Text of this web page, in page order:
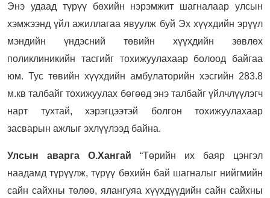
Энэ удаад түрүү бөхийн нэрэмжит шагналаар улсын
хэмжээнд үйл ажиллагаа явуулж буй Эх хүүхдийн эрүүл
мэндийн үндэсний төвийн хүүхдийн зөвлөх
поликлиникийн тасгийг тохижуулахаар болоод байгаа
юм. Тус төвийн хүүхдийн амбулаторийн хэсгийн 283.8
м.кв талбайг тохижуулах бөгөөд энэ талбайг үйлчлүүлэгч
нарт тухтай, хэрэгцээтэй болгон тохижуулахаар
засварын ажлыг эхлүүлээд байна.
Улсын аварга О.Хангай “Төрийн их баяр цэнгэл
наадамд түрүүлж, түрүү бөхийн бай шагналыг нийгмийн
сайн сайхны төлөө, ялангуяа хүүхдүүдийн сайн сайхны